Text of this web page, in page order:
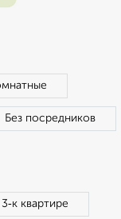
Без посредников
квартире